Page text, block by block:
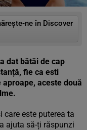
ne în Discover
dat bătăi de cap
fie ca esti
aceste două
care este puterea ta
ajuta să-ți răspunzi